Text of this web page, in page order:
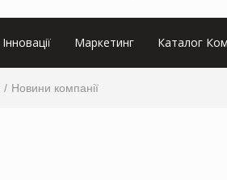
Інновації Маркетинг Каталог
Новини компанії